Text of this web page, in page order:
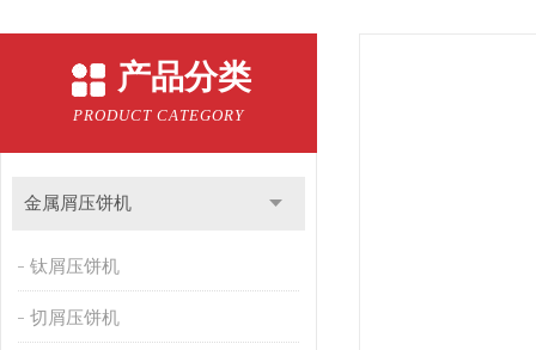
产品分类
PRODUCT CATEGORY
金属屑压饼机
钛屑压饼机
切屑压饼机